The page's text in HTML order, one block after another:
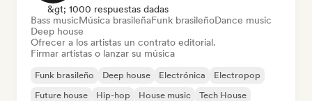
&gt; 1000 respuestas dadas
Bass musicMúsica brasileñaFunk brasileñoDance music
Deep house
Ofrecer a los artistas un contrato editorial.
Firmar artistas o lanzar su música
Funk brasileño Deep house Electrónica
Electropop
Future house
Hip-hop House music Tech House